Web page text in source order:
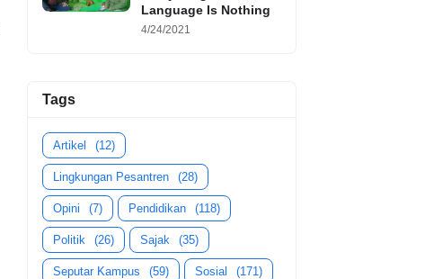
Language Is Nothing
4/24/2021
Tags
Artikel (12)
Lingkungan Pesantren (28)
Opini (7) Pendidikan (118)
Politik (26) Sajak (35)
Seputar Kampus (59) Sosial (171)